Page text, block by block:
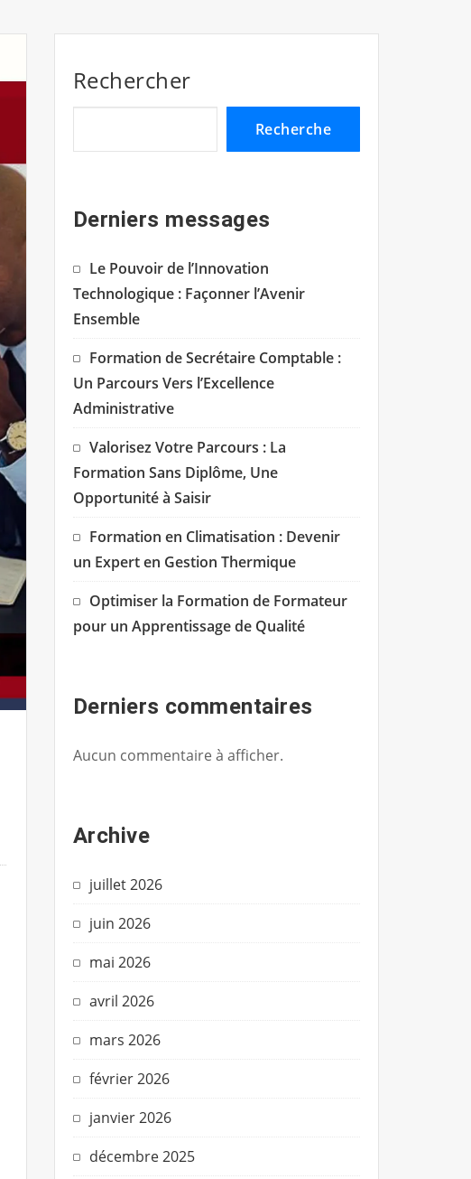
Rechercher
Recherche
Derniers messages
Le Pouvoir de l’Innovation
Technologique : Façonner l’Avenir
Ensemble
Formation de Secrétaire Comptable :
Un Parcours Vers l’Excellence
Administrative
Valorisez Votre Parcours : La
Formation Sans Diplôme, Une
Opportunité à Saisir
Formation en Climatisation : Devenir
un Expert en Gestion Thermique
Optimiser la Formation de Formateur
pour un Apprentissage de Qualité
Derniers commentaires
Aucun commentaire à afficher.
Archive
juillet 2026
juin 2026
mai 2026
avril 2026
mars 2026
février 2026
janvier 2026
décembre 2025